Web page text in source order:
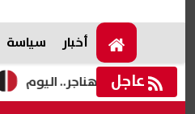
أخبار سياسة
عاجل مواعيد الهناجر.. اليوم